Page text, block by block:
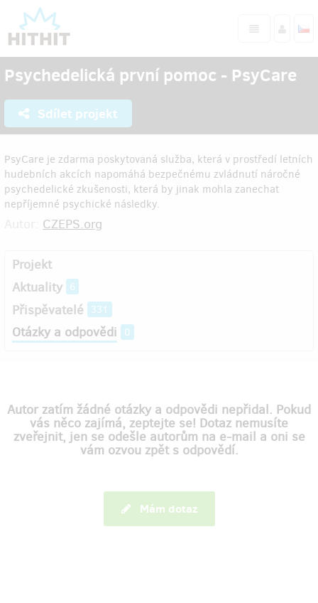
Psychedelická první pomoc - PsyCare
Sdílet projekt
PsyCare je zdarma poskytovaná služba, která v prostředí letních
hudebních akcích napomáhá bezpečnému zvládnutí náročné
psychedelické zkušenosti, která by jinak mohla zanechat
nepříjemné psychické následky.
CZEPS.org
Projekt
Aktuality 6
Přispěvatelé 331
Otázky a odpovědi 0
Autor zatím žádné otázky a odpovědi nepřidal. Pokud
vás něco zajímá, zeptejte se! Dotaz nemusíte
zveřejnit, jen se odešle autorům na e-mail a oni se
vám ozvou zpět s odpovědí.
Mám dotaz